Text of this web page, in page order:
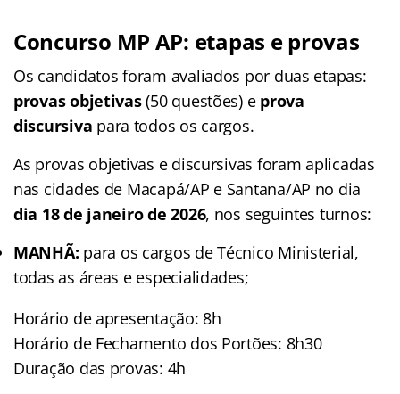
Concurso MP AP: etapas e provas
Os candidatos foram avaliados por duas etapas:
provas objetivas(50 questões) e prova
discursiva para todos os cargos.
As provas objetivas e discursivas foram aplicadas
nas cidades de Macapá/AP e Santana/AP no dia
dia 18 de janeiro de 2026, nos seguintes turnos:
MANHÃ: para os cargos de Técnico Ministerial,
todas as áreas e especialidades;
Horário de apresentação: 8h
Horário de Fechamento dos Portões: 8h30
Duração das provas: 4h